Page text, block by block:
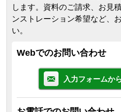
します。 資料のご請求、お見
ンストレーション希望など、
い。
Webでのお問い合わせ
入力フォームか